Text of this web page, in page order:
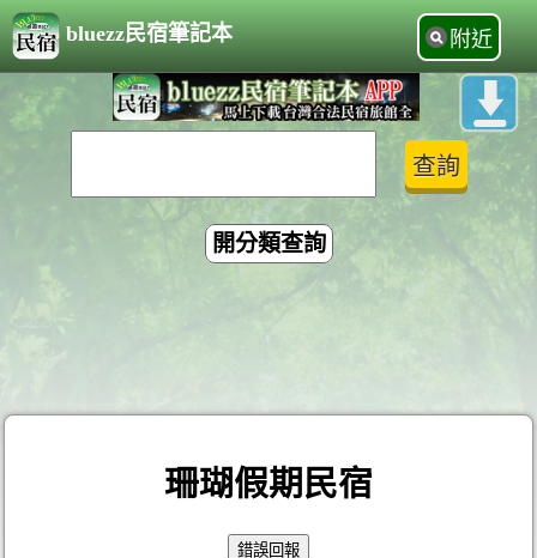
bluezz民宿筆記本 附近
開分類查詢
珊瑚假期民宿